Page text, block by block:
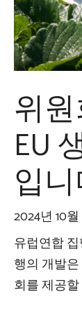
위
EU
입
2024년 10
유럽연합
행의 개발
회를 제공